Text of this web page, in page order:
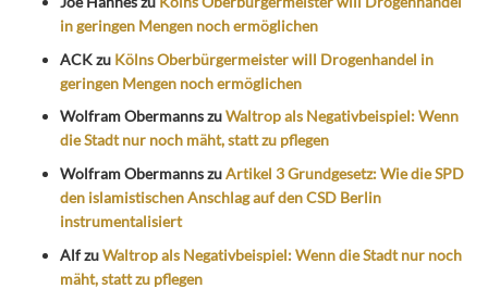
in geringen Mengen noch ermöglichen
ACKzu Kölns Oberbürgermeister will Drogenhandel in
geringen Mengen noch ermöglichen
Wolfram ObermannszuWaltrop als Negativbeispiel: Wenn
die Stadt nur noch mäht, statt zu pflegen
Wolfram ObermannszuArtikel 3 Grundgesetz: Wie die SPD
den islamistischen Anschlag auf den CSD Berlin
instrumentalisiert
AlfzuWaltrop als Negativbeispiel: Wenn die Stadt nur noch
mäht, statt zu pflegen